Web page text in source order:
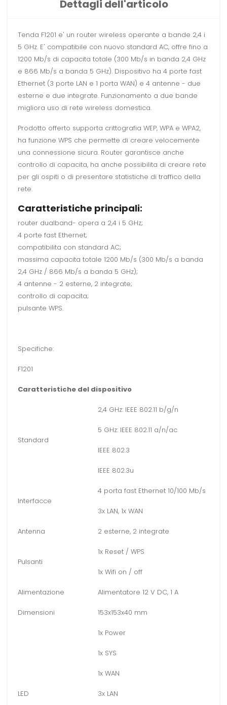
Dettagli dell'articolo
Tenda F1201 e' un router wireless operante a bande 2,4 i
5 GHz. E' compatibile con nuovo standard AC, offre fino a
1200 Mb/s di capacita totale (300 Mb/s in banda 2,4 GHz
e 866 Mb/s a banda 5 GHz). Dispositivo ha 4 porte fast
Ethernet (3 porte LAN e 1 porta WAN) e 4 antenne - due
esterne e due integrate. Funzionamento a due bande
migliora uso di rete wireless domestica.
Prodotto offerto supporta crittografia WEP, WPA e WPA2,
ha funzione WPS che permette di creare velocemente
una connessione sicura. Router garantisce anche
controllo di capacita, ha anche possibilita di creare rete
per gli ospiti o di presentare statistiche di traffico della
rete.
Caratteristiche principali:
router dualband- opera a 2,4 i 5 GHz;
4 porte fast Ethernet;
compatibilita con standard AC;
massima capacita totale 1200 Mb/s (300 Mb/s a banda
2,4 GHz / 866 Mb/s a banda 5 GHz);
4 antenne - 2 esterne, 2 integrate;
controllo di capacita;
pulsante WPS.
Specifiche:
F1201
Caratteristiche del dispositivo
Standard
2,4 GHz: IEEE 802.11 b/g/n
5 GHz: IEEE 802.11 a/n/ac
IEEE 802.3
IEEE 802.3u
Interfacce
4 porta fast Ethernet 10/100 Mb/s
3x LAN, 1x WAN
Antenna 2 esterne, 2 integrate
Pulsanti
1x Reset / WPS
1x Wifi on / off
Alimentazione Alimentatore 12 V DC, 1 A
Dimensioni 153x153x40 mm
LED
1x Power
1x SYS
1x WAN
3x LAN